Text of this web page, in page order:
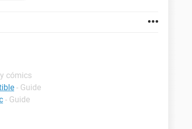
cómics
- Guide
- Guide